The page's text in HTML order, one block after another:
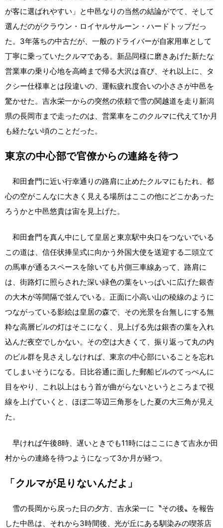
が客に選ばれやすい」と中邑なりの当然の結論がでて、そして
選んだのがクラウン・ロイヤルサルーン・ハードトップだっ
た。3年落ちの中古だが、一般のドライバーが自家用車として
丁寧に乗っていたクルマである。新品同様に磨きあげた新たな
営業車の乗り心地を高崎まで帰る大沢は喜び、それ以上に、タ
クシー仕様車とは段違いの、運転疲れ度合いの小ささが中邑を
驚かせた。吉永栄一からの突然の依頼で雪の関越道を走り新潟
県の長岡市まで走ったのは、営業車をこのクルマに代えて1か月
も経たない頃のことだった。
東京の中心部で官僚からの連絡を待つ
和田倉門に近い行幸通りの路肩に止めたクルマにもたれ、都
心の空がこんなに大きく見える場所はここの他にどこかあった
ろうかと中邑悠貴は宙を見上げた。
和田倉門を真ん中にして皇居と東京駅中央口をつないでいる
この道は、信任状捧呈式に向かう外国大使を送迎する二頭立て
の馬車が通るスペースを除いても片側三車線あって、路肩に
は、街路灯に照らされた深い緑色の葉をいっぱいに広げた銀杏
の大木が等間隔で並んでいる。正面に小高い山の稜線のように
つながっている影絵は皇居の森で、その光景を台無しにする無
粋な高層ビルの灯はそこになく、見上げる先は銀杏の葉を入れ
込んだ夜空でしかない。その空は大きくて、振り返って丸の内
のビル群を見さえしなければ、東京の中心部にいることを忘れ
てしまいそうになる。日比谷通に面した郵船ビルのてっぺんに
目をやり、これ以上はもう首が曲がらないというところまで視
線を上げていくと、ほぼ二等辺三角形をした夏の大三角が見え
た。
早ければ午後8時、遅いときでも11時にはここにきて吉永か田
村からの連絡を待つようになって3か月が経つ。
「クルマが足りないんだよ」
雪の長岡から戻った日の夕方、吉永栄一に〝その後〟を報告
した中邑は、それから3時間後、光が丘にある馴染みの喫茶店